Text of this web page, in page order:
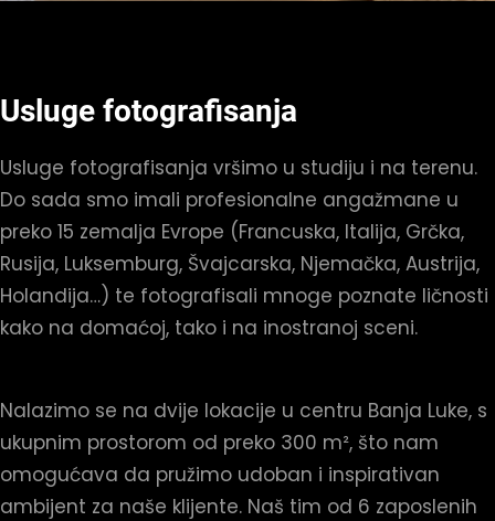
Usluge fotografisanja
Usluge fotografisanja vršimo u studiju i na terenu.
Do sada smo imali profesionalne angažmane u
preko 15 zemalja Evrope (Francuska, Italija, Grčka,
Rusija, Luksemburg, Švajcarska, Njemačka, Austrija,
Holandija…) te fotografisali mnoge poznate ličnosti
kako na domaćoj, tako i na inostranoj sceni.
Nalazimo se na dvije lokacije u centru Banja Luke, s
ukupnim prostorom od preko 300 m², što nam
omogućava da pružimo udoban i inspirativan
ambijent za naše klijente. Naš tim od 6 zaposlenih